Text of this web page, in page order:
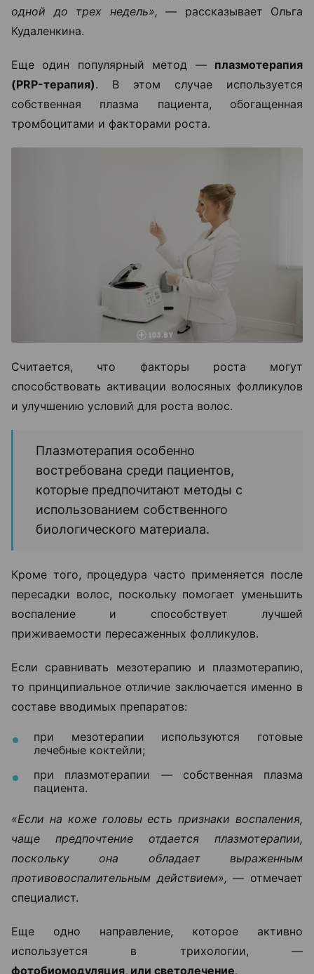
одной до трех недель», — рассказывает Ольга
Кудаленкина.
Еще один популярный метод — плазмотерапия
(PRP-терапия). В этом случае используется
собственная плазма пациента, обогащенная
тромбоцитами и факторами роста.
Считается, что факторы роста могут
способствовать активации волосяных фолликулов
и улучшению условий для роста волос.
Плазмотерапия особенно
востребована среди пациентов,
которые предпочитают методы с
использованием собственного
биологического материала.
Кроме того, процедура часто применяется после
пересадки волос, поскольку помогает уменьшить
воспаление и способствует лучшей
приживаемости пересаженных фолликулов.
Если сравнивать мезотерапию и плазмотерапию,
то принципиальное отличие заключается именно в
составе вводимых препаратов:
при мезотерапии используются готовые
лечебные коктейли;
при плазмотерапии — собственная плазма
пациента.
«Если на коже головы есть признаки воспаления,
чаще предпочтение отдается плазмотерапии,
поскольку она обладает выраженным
противовоспалительным действием», — отмечает
специалист.
Еще одно направление, которое активно
используется в трихологии, —
фотобиомодуляция, или светолечение.